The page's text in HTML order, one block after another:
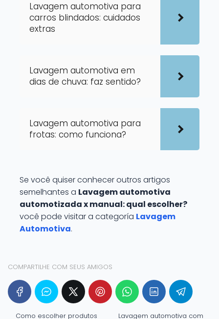
Lavagem automotiva para
carros blindados: cuidados
extras
Lavagem automotiva em
dias de chuva: faz sentido?
Lavagem automotiva para
frotas: como funciona?
Se você quiser conhecer outros artigos
semelhantes a Lavagem automotiva
automotizada x manual: qual escolher?
você pode visitar a categoría Lavagem
Automotiva.
COMPARTILHE COM SEUS AMIGOS
Como escolher produtos Lavagem automotiva com